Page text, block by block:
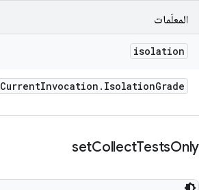
المعلَمات
isolation
CurrentInvocation . IsolationGrade
setCollectTestsOnly